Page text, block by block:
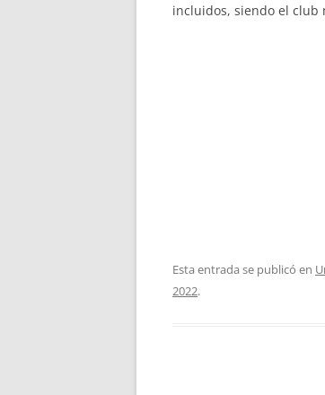
incluidos, siendo el club
Esta entrada se publicó en
2022.